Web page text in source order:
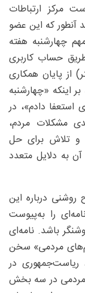
مرکز ارتباطات
آنطور که این عضو
چهارشنبه هفته
حساب کاربری
پایان همکاری
اینکه «چهارشنبه
استعفا دادم»، در
مشکلات مردم،
و تلاش برای حل
به دلایل متعدد
روشنی درباره این
را به‌پیوست
باشد. نامه‌ای
مردمی» سخن
ریاست‌جمهوری در
مردمی در سه بخش